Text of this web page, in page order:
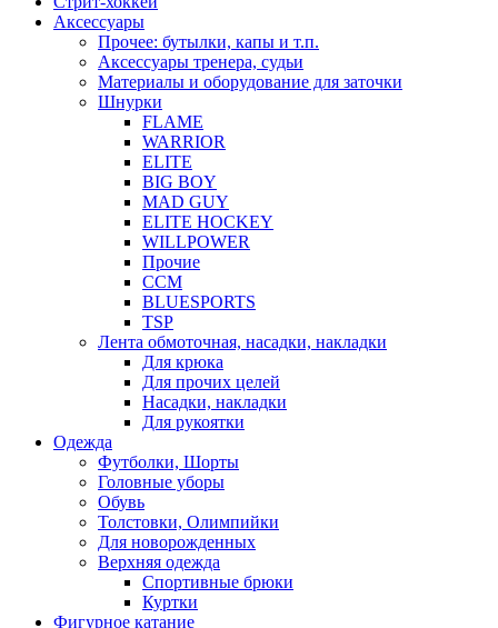
Аксессуары
Прочее: бутылки, капы и т.п.
Аксессуары тренера, судьи
Материалы и оборудование для заточки
Шнурки
FLAME
WARRIOR
ELITE
BIG BOY
MAD GUY
ELITE HOCKEY
WILLPOWER
Прочие
CCM
BLUESPORTS
TSP
Лента обмоточная, насадки, накладки
Для крюка
Для прочих целей
Насадки, накладки
Для рукоятки
Одежда
Футболки, Шорты
Головные уборы
Обувь
Толстовки, Олимпийки
Для новорожденных
Верхняя одежда
Спортивные брюки
Куртки
Фигурное катание